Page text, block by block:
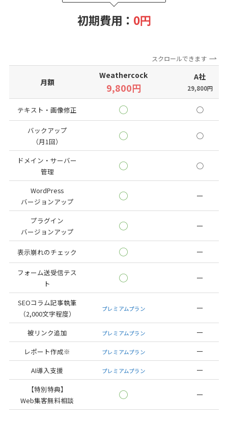
初期費用： 0円
スクロールできます
月額
Weathercock
9,800円
A社
29,800円
テキスト・画像修正 ◯ ◯
バックアップ
（月1回）
◯ ◯
ドメイン・サーバー
管理
◯ ◯
WordPress
バージョンアップ
◯ ー
プラグイン
バージョンアップ
◯ ー
表示崩れのチェック ◯ ー
フォーム送受信テス
ト
◯ ー
SEOコラム記事執筆
（2,000文字程度）
プレミアムプラン ー
被リンク追加 プレミアムプラン ー
レポート作成※ プレミアムプラン ー
AI導入支援 プレミアムプラン ー
【特別特典】
Web集客無料相談
◯ ー